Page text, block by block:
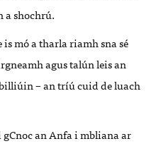
a shochrú.
mó a tharla riamh sna sé
agus talún leis an
– an tríú cuid de luach
gCnoc an Anfa i mbliana ar